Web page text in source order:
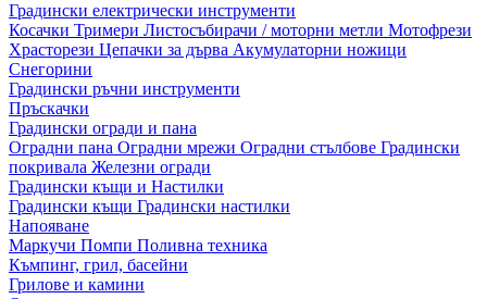
Градински електрически инструменти
Косачки Тримери Листосъбирачи / моторни метли Мотофрези
Храсторези Цепачки за дърва Акумулаторни ножици
Снегорини
Градински ръчни инструменти
Пръскачки
Градински огради и пана
Оградни пана Оградни мрежи Оградни стълбове Градински
покривала Железни огради
Градински къщи и Настилки
Градински къщи Градински настилки
Напояване
Маркучи Помпи Поливна техника
Къмпинг, грил, басейни
Грилове и камини